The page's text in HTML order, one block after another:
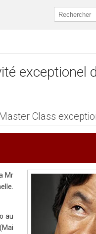
exceptionel
Class
Mr
au